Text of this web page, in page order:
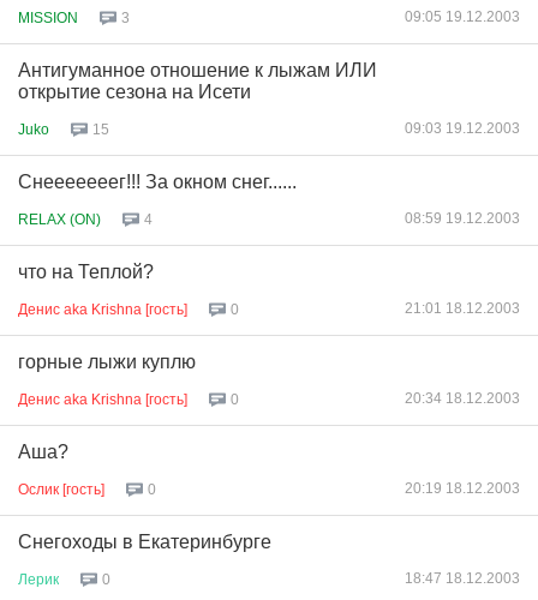
MISSION 3 09:05 19.12.2003
Антигуманное отношение к лыжам ИЛИ
открытие сезона на Исети
Juko 15 09:03 19.12.2003
Снееееееег!!! За окном снег......
RELAX (ON) 4 08:59 19.12.2003
что на Теплой?
Денис aka Krishna [гость] 0 21:01 18.12.2003
горные лыжи куплю
Денис aka Krishna [гость] 0 20:34 18.12.2003
Аша?
Ослик [гость] 0 20:19 18.12.2003
Снегоходы в Екатеринбурге
Лерик 0 18:47 18.12.2003